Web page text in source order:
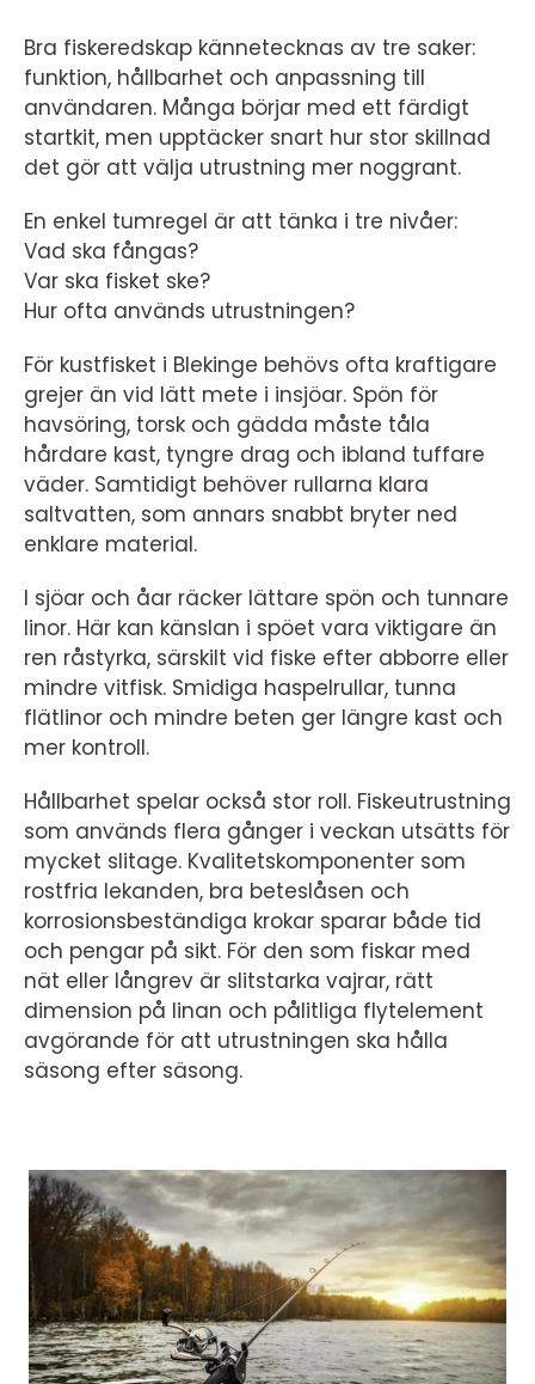
Bra fiskeredskap kännetecknas av tre saker:
funktion, hållbarhet och anpassning till
användaren. Många börjar med ett färdigt
startkit, men upptäcker snart hur stor skillnad
det gör att välja utrustning mer noggrant.
En enkel tumregel är att tänka i tre nivåer:
Vad ska fångas?
Var ska fisket ske?
Hur ofta används utrustningen?
För kustfisket i Blekinge behövs ofta kraftigare
grejer än vid lätt mete i insjöar. Spön för
havsöring, torsk och gädda måste tåla
hårdare kast, tyngre drag och ibland tuffare
väder. Samtidigt behöver rullarna klara
saltvatten, som annars snabbt bryter ned
enklare material.
I sjöar och åar räcker lättare spön och tunnare
linor. Här kan känslan i spöet vara viktigare än
ren råstyrka, särskilt vid fiske efter abborre eller
mindre vitfisk. Smidiga haspelrullar, tunna
flätlinor och mindre beten ger längre kast och
mer kontroll.
Hållbarhet spelar också stor roll. Fiskeutrustning
som används flera gånger i veckan utsätts för
mycket slitage. Kvalitetskomponenter som
rostfria lekanden, bra beteslåsen och
korrosionsbeständiga krokar sparar både tid
och pengar på sikt. För den som fiskar med
nät eller långrev är slitstarka vajrar, rätt
dimension på linan och pålitliga flytelement
avgörande för att utrustningen ska hålla
säsong efter säsong.